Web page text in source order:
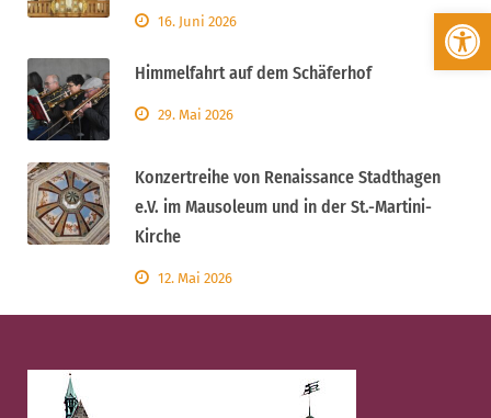
Werkzeugleiste öffnen
16. Juni 2026
Himmelfahrt auf dem Schäferhof
29. Mai 2026
Konzertreihe von Renaissance Stadthagen
e.V. im Mausoleum und in der St.-Martini-
Kirche
12. Mai 2026